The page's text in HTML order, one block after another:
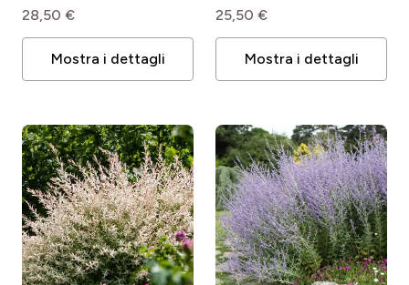
28,50 €
Mostra i dettagli
25,50 €
Mostra i dettagli